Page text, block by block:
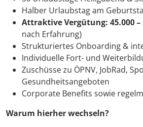
Halber Urlaubstag am
Attraktive Vergütung: 45.000 –
nach Erfahrung)
Strukturiertes Onboarding &
Individuelle Fort- und
Zuschüsse zu ÖPNV, JobRad,
Gesundheitsangeboten
Corporate Benefits sowie
Warum hierher wechseln?